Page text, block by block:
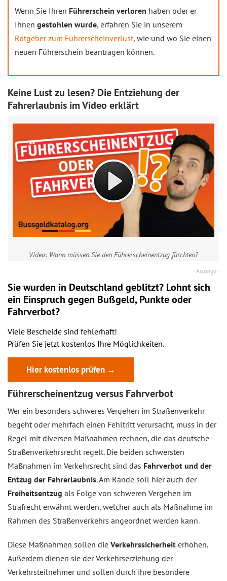
Wenn Sie Ihren Führerschein verloren haben oder er
Ihnen gestohlen wurde, erfahren Sie in unserem
Ratgeber zum Führerscheinverlust, wie und wo Sie einen
neuen Führerschein beantragen können.
Keine Lust zu lesen? Die Entziehung der
Fahrerlaubnis im Video erklärt
Video: Wann müssen Sie den Führerscheinentzug fürchten?
Sie wurden in Deutschland geblitzt? Lohnt sich
ein Einspruch gegen Bußgeld, Punkte oder
Fahrverbot?
Viele Bescheide sind fehlerhaft!
Prüfen Sie jetzt kostenlos Ihre Möglichkeiten.
Hier kostenlos prüfen →
Führerscheinentzug versus Fahrverbot
Wer ein besonders schweres Vergehen im Straßenverkehr
begeht oder mehrfach einen Fehltritt verursacht, muss in der
Regel mit diversen Maßnahmen rechnen, die das deutsche
Straßenverkehrsrecht regelt. Die beiden schwersten
Maßnahmen im Verkehrsrecht sind das Fahrverbot und der
Entzug der Fahrerlaubnis. Am Rande soll hier auch der
Freiheitsentzug als Folge von schweren Vergehen im
Strafrecht erwähnt werden, welcher auch als Maßnahme im
Rahmen des Straßenverkehrs angeordnet werden kann.
Diese Maßnahmen sollen die Verkehrssicherheit erhöhen.
Außerdem dienen sie der Verkehrserziehung der
Verkehrsteilnehmer und sollen durch ihre besondere